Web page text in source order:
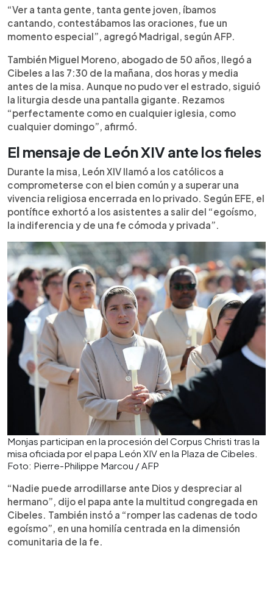
“Ver a tanta gente, tanta gente joven, íbamos
cantando, contestábamos las oraciones, fue un
momento especial”, agregó Madrigal, según AFP.
También Miguel Moreno, abogado de 50 años, llegó a
Cibeles a las 7:30 de la mañana, dos horas y media
antes de la misa. Aunque no pudo ver el estrado, siguió
la liturgia desde una pantalla gigante. Rezamos
“perfectamente como en cualquier iglesia, como
cualquier domingo”, afirmó.
El mensaje de León XIV ante los fieles
Durante la misa, León XIV llamó a los católicos a
comprometerse con el bien común y a superar una
vivencia religiosa encerrada en lo privado. Según EFE, el
pontífice exhortó a los asistentes a salir del “egoísmo,
la indiferencia y de una fe cómoda y privada”.
Monjas participan en la procesión del Corpus Christi tras la
misa oficiada por el papa León XIV en la Plaza de Cibeles.
Foto: Pierre-Philippe Marcou / AFP
“Nadie puede arrodillarse ante Dios y despreciar al
hermano”, dijo el papa ante la multitud congregada en
Cibeles. También instó a “romper las cadenas de todo
egoísmo”, en una homilía centrada en la dimensión
comunitaria de la fe.